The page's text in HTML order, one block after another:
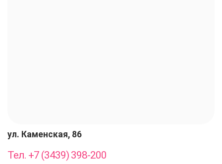
ул. Каменская, 86
Тел. +7 (3439) 398-200